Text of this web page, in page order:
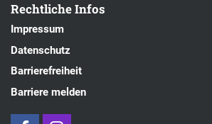
Rechtliche Infos
Impressum
Datenschutz
Barrierefreiheit
Barriere melden